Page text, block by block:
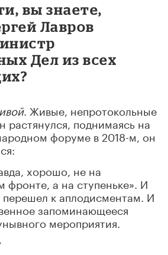
вы знаете,
Лавров
Дел из всех
. Живые, непротокольные
растянулся, поднимаясь на
форуме в 2018-м, он
хорошо, не на
фронте, а на ступеньке». И
перешел к аплодисментам. И
запоминающееся
мероприятия.